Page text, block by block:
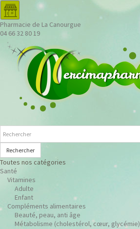
Pharmacie de La Canourgue
04 66 32 80 19
Rechercher
Toutes nos catégories
Santé
Vitamines
Adulte
Enfant
Compléments alimentaires
Beauté, peau, anti âge
Métabolisme (cholestérol, cœur, glycémie)